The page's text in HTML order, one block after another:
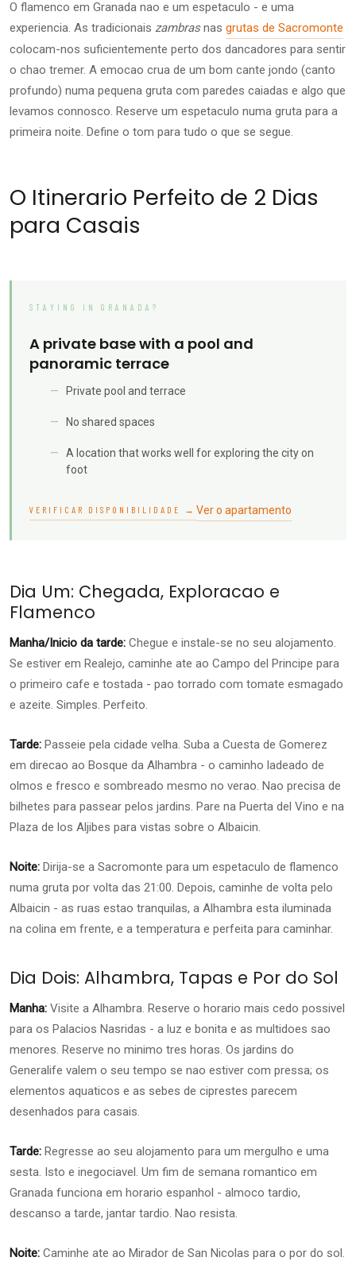
O flamenco em Granada nao e um espetaculo - e uma
experiencia. As tradicionais zambrasnas grutas de Sacromonte
colocam-nos suficientemente perto dos dancadores para sentir
o chao tremer. A emocao crua de um bom cante jondo (canto
profundo) numa pequena gruta com paredes caiadas e algo que
levamos connosco. Reserve um espetaculo numa gruta para a
primeira noite. Define o tom para tudo o que se segue.
O Itinerario Perfeito de 2 Dias
para Casais
STAYING IN GRANADA?
A private base with a pool and
panoramic terrace
Private pool and terrace
No shared spaces
A location that works well for exploring the city on
foot
VERIFICAR DISPONIBILIDADE → Ver o apartamento
Dia Um: Chegada, Exploracao e
Flamenco
Manha/Inicio da tarde: Chegue e instale-se no seu alojamento.
Se estiver em Realejo, caminhe ate ao Campo del Principe para
o primeiro cafe e tostada - pao torrado com tomate esmagado
e azeite. Simples. Perfeito.
Tarde: Passeie pela cidade velha. Suba a Cuesta de Gomerez
em direcao ao Bosque da Alhambra - o caminho ladeado de
olmos e fresco e sombreado mesmo no verao. Nao precisa de
bilhetes para passear pelos jardins. Pare na Puerta del Vino e na
Plaza de los Aljibes para vistas sobre o Albaicin.
Noite: Dirija-se a Sacromonte para um espetaculo de flamenco
numa gruta por volta das 21:00. Depois, caminhe de volta pelo
Albaicin - as ruas estao tranquilas, a Alhambra esta iluminada
na colina em frente, e a temperatura e perfeita para caminhar.
Dia Dois: Alhambra, Tapas e Por do Sol
Manha: Visite a Alhambra. Reserve o horario mais cedo possivel
para os Palacios Nasridas - a luz e bonita e as multidoes sao
menores. Reserve no minimo tres horas. Os jardins do
Generalife valem o seu tempo se nao estiver com pressa; os
elementos aquaticos e as sebes de ciprestes parecem
desenhados para casais.
Tarde: Regresse ao seu alojamento para um mergulho e uma
sesta. Isto e inegociavel. Um fim de semana romantico em
Granada funciona em horario espanhol - almoco tardio,
descanso a tarde, jantar tardio. Nao resista.
Noite: Caminhe ate ao Mirador de San Nicolas para o por do sol.